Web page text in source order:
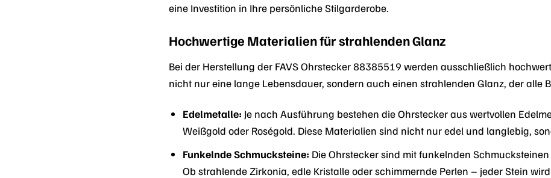
eine Investition in Ihre persönliche Stilgarderobe.
Hochwertige Materialien für strahlenden Glanz
Bei der Herstellung der FAVS Ohrstecker 88385519 werden ausschließlich
nicht nur eine lange Lebensdauer, sondern auch einen strahlenden Glanz, der alle
Edelmetalle: Je nach Ausführung bestehen die Ohrstecker aus wertvollen
Weißgold oder Roségold. Diese Materialien sind nicht nur edel und langlebig,
Funkelnde Schmucksteine: Die Ohrstecker sind mit funkelnden
Ob strahlende Zirkonia, edle Kristalle oder schimmernde Perlen – jeder Stein